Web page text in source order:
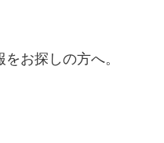
お探しの方へ。